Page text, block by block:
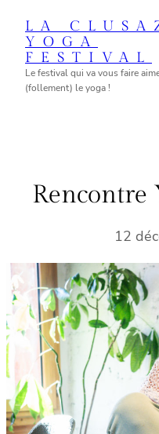
Aller
contenu
LA
YOGA
FESTIVAL
Le festival qui va vous faire
(follement) le yoga !
Rencontre
12